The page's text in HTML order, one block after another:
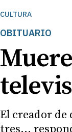
CULTURA
OBITUARIO
El creador
tres...